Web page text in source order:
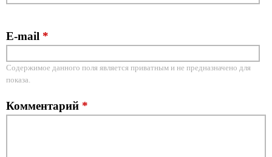
E-mail *
Содержимое данного поля является приватным и не предназначено для
показа.
Комментарий *